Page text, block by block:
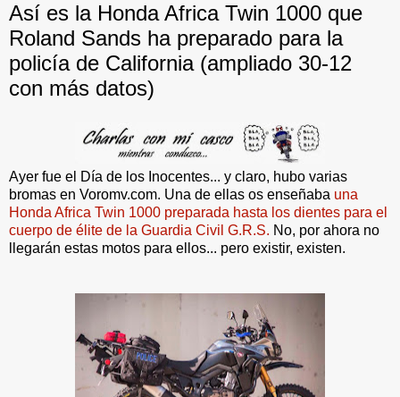
Así es la Honda Africa Twin 1000 que
Roland Sands ha preparado para la
policía de California (ampliado 30-12
con más datos)
Ayer fue el Día de los Inocentes... y claro, hubo varias
bromas en Voromv.com. Una de ellas os enseñaba una
Honda Africa Twin 1000 preparada hasta los dientes para el
cuerpo de élite de la Guardia Civil G.R.S. No, por ahora no
llegarán estas motos para ellos... pero existir, existen.